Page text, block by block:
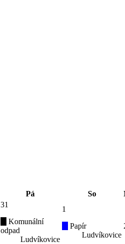
Pá So
31
Komunální
odpad
Ludvíkovice
1
Papír
Ludvíkovice